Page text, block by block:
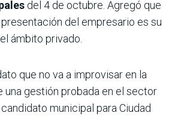
del 4 de octubre. Agregó que
del empresario es su
ámbito privado.
que no va a improvisar en la
una gestión probada en el sector
municipal para Ciudad